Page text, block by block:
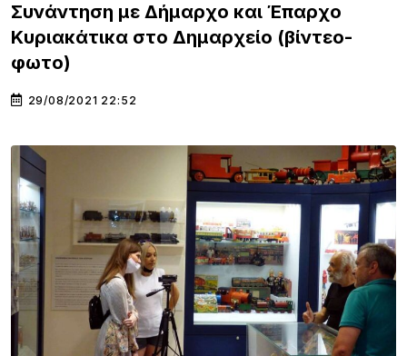
Συνάντηση με Δήμαρχο και Έπαρχο
Κυριακάτικα στο Δημαρχείο (βίντεο-
φωτο)
29/08/2021 22:52